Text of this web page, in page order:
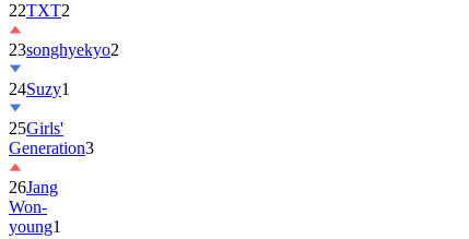
22TXT2
23songhyekyo2
24Suzy1
25Girls'
Generation3
26Jang
Won-
young1